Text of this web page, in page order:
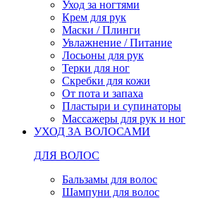
Уход за ногтями
Крем для рук
Маски / Плинги
Увлажнение / Питание
Лосьоны для рук
Терки для ног
Скребки для кожи
От пота и запаха
Пластыри и супинаторы
Массажеры для рук и ног
УХОД ЗА ВОЛОСАМИ
ДЛЯ ВОЛОС
Бальзамы для волос
Шампуни для волос